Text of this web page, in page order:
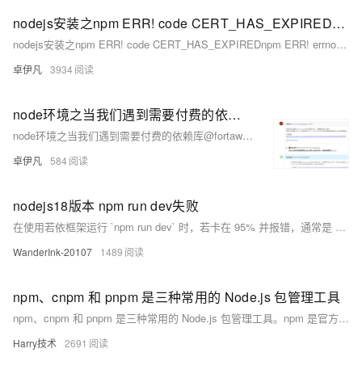
nodejs安装之npm ERR! code CERT_HAS_EXPIREDnpm ERR! errno CERT_HAS_EXPIRED reason: certificate has expired-证书错误通用问题解决方案-优雅草央千澈
nodejs安装之npm ERR! code CERT_HAS_EXPIREDnpm ERR! errno CERT_HAS_EXPIRED reason: certificate has expired-证书错误通用问题解决方案-优雅草央千澈
卓伊凡 3934
node环境之当我们遇到需要付费的依赖库@fortawesome/fontawesome-pro导致npm install无法进行怎么办-fontawesome-pro依赖库
node环境之当我们遇到需要付费的依赖库@fortawesome/fontawesome-pro导致npm install无法进行怎么办-fontawesome-pro依赖库
卓伊凡 584
nodejs18版本 npm run dev失败
在使用若依框架运行 `npm run dev` 时，若卡在 95% 并报错，通常是 Node.js 17+ 与 Webpack 的兼容性问题。原因是 OpenSSL 3 的加密算法变化导致依赖冲突。解决方法：Windows 下运行 `set NODE_OPTIONS=--openssl-legacy-provider`，macOS/Linux 使用 `export NODE_OPTIONS=--openssl-legacy-provider`，然后重新启动开发服务即可。此设置让 Node.js 启用旧版加密支持，恢复正常构建流程。
WanderInk-20107 1489
npm、cnpm 和 pnpm 是三种常用的 Node.js 包管理工具
npm、cnpm 和 pnpm 是三种常用的 Node.js 包管理工具。npm 是官方默认的包管理器，提供依赖管理、安装和更新等功能；cnpm 是由阿里巴巴开发的 npm 镜像，专为中国大陆用户优化，解决下载速度慢的问题；pnpm 通过硬链接技术提高安装速度并节省磁盘空间，特别适合磁盘资源紧张的环境。三者命令类似，但各有特色，开发者可根据需求选择合适的工具。
Harry技术 2691